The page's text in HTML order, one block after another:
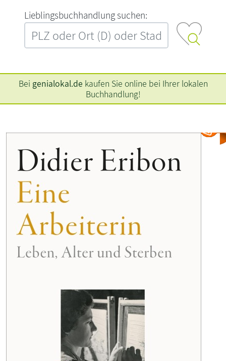
L‍i‍e‍b‍l‍i‍n‍g‍s‍b‍u‍c‍h‍h‍a‍n‍d‍l‍u‍n‍g‍ ‍s‍u‍c‍h‍e‍n‍:‍
Bei genialokal.de kaufen Sie online bei Ihrer lokalen
Buchhandlung!